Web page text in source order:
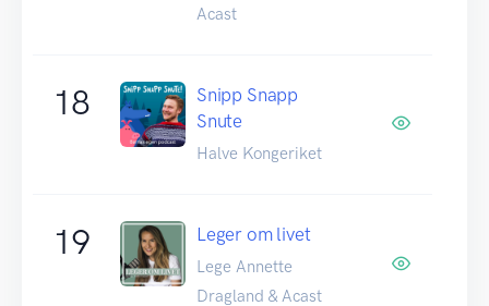
Acast
18
Snipp Snapp
Snute
Halve Kongeriket
19 Leger om livet
Lege Annette
Dragland & Acast